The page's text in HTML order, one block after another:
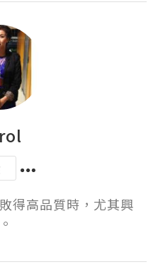
得高品質時，尤其興